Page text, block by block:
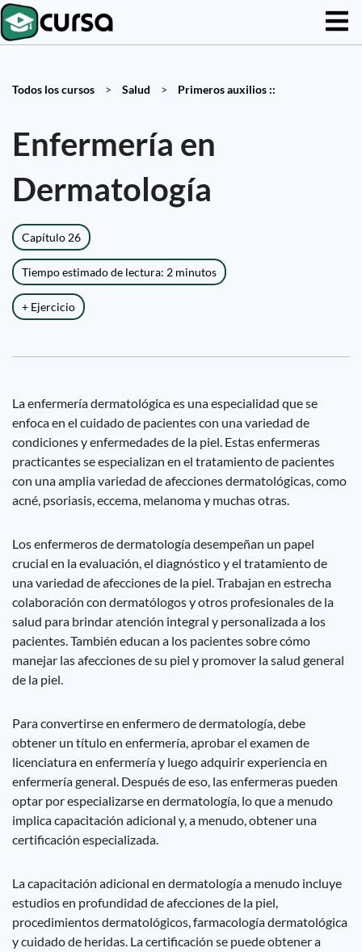
Todos los cursos > Salud > Primeros auxilios ::
Enfermería en
Dermatología
Capítulo 26
Tiempo estimado de lectura: 2 minutos
+ Ejercicio
La enfermería dermatológica es una especialidad que se
enfoca en el cuidado de pacientes con una variedad de
condiciones y enfermedades de la piel. Estas enfermeras
practicantes se especializan en el tratamiento de pacientes
con una amplia variedad de afecciones dermatológicas, como
acné, psoriasis, eccema, melanoma y muchas otras.
Los enfermeros de dermatología desempeñan un papel
crucial en la evaluación, el diagnóstico y el tratamiento de
una variedad de afecciones de la piel. Trabajan en estrecha
colaboración con dermatólogos y otros profesionales de la
salud para brindar atención integral y personalizada a los
pacientes. También educan a los pacientes sobre cómo
manejar las afecciones de su piel y promover la salud general
de la piel.
Para convertirse en enfermero de dermatología, debe
obtener un título en enfermería, aprobar el examen de
licenciatura en enfermería y luego adquirir experiencia en
enfermería general. Después de eso, las enfermeras pueden
optar por especializarse en dermatología, lo que a menudo
implica capacitación adicional y, a menudo, obtener una
certificación especializada.
La capacitación adicional en dermatología a menudo incluye
estudios en profundidad de afecciones de la piel,
procedimientos dermatológicos, farmacología dermatológica
y cuidado de heridas. La certificación se puede obtener a